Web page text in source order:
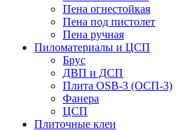
Пена огнестойкая
Пена под пистолет
Пена ручная
Пиломатериалы и ЦСП
Брус
ДВП и ДСП
Плита OSB-3 (ОСП-3)
Фанера
ЦСП
Плиточные клеи